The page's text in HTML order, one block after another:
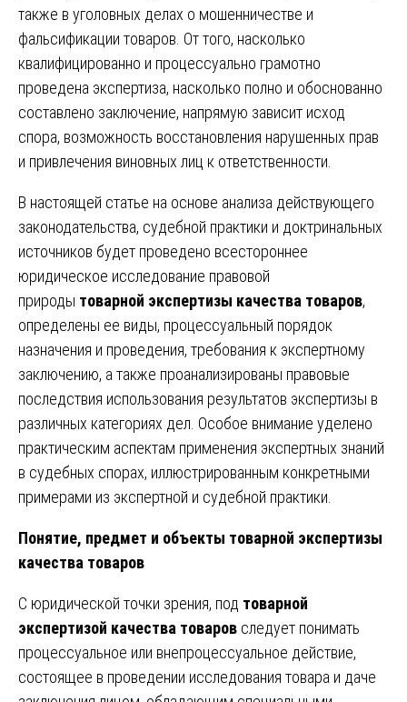
также в уголовных делах о мошенничестве и
фальсификации товаров. От того, насколько
квалифицированно и процессуально грамотно
проведена экспертиза, насколько полно и обоснованно
составлено заключение, напрямую зависит исход
спора, возможность восстановления нарушенных прав
и привлечения виновных лиц к ответственности.
В настоящей статье на основе анализа действующего
законодательства, судебной практики и доктринальных
источников будет проведено всестороннее
юридическое исследование правовой
природы товарной экспертизы качества товаров,
определены ее виды, процессуальный порядок
назначения и проведения, требования к экспертному
заключению, а также проанализированы правовые
последствия использования результатов экспертизы в
различных категориях дел. Особое внимание уделено
практическим аспектам применения экспертных знаний
в судебных спорах, иллюстрированным конкретными
примерами из экспертной и судебной практики.
Понятие, предмет и объекты товарной экспертизы
качества товаров
С юридической точки зрения, под товарной
экспертизой качества товаров следует понимать
процессуальное или внепроцессуальное действие,
состоящее в проведении исследования товара и даче